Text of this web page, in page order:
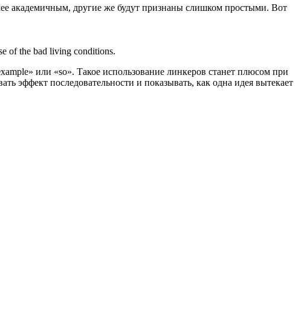
академичным, другие же будут признаны слишком простыми. Вот
of the bad living conditions.
или «so». Такое использование линкеров станет плюсом при
эффект последовательности и показывать, как одна идея вытекает